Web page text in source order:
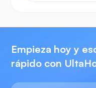
Empieza hoy y
rápido con